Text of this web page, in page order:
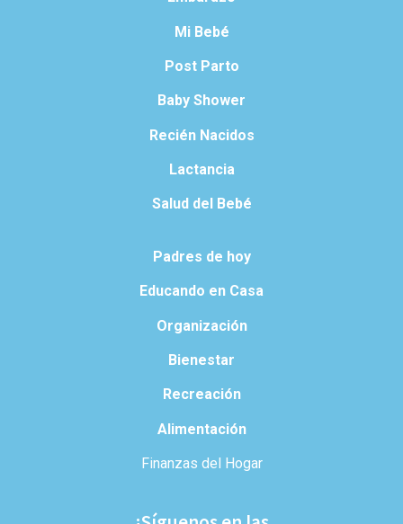
Mi Bebé
Post Parto
Baby Shower
Recién Nacidos
Lactancia
Salud del Bebé
Padres de hoy
Educando en Casa
Organización
Bienestar
Recreación
Alimentación
Finanzas del Hogar